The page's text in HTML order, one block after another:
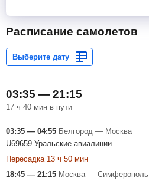
Расписание самолетов
03:35 — 21:15
17 ч 40 мин в пути
03:35 — 04:55 Белгород — Москва
U69659 Уральские авиалинии
Пересадка 13 ч 50 мин
18:45 — 21:15 Москва — Симферополь